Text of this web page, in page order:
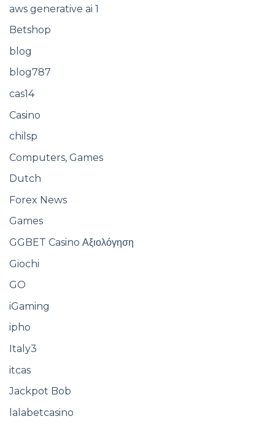
aws generative ai 1
Betshop
blog
blog787
cas14
Casino
chilsp
Computers, Games
Dutch
Forex News
Games
GGBET Casino Αξιολόγηση
Giochi
GO
iGaming
ipho
Italy3
itcas
Jackpot Bob
lalabetcasino